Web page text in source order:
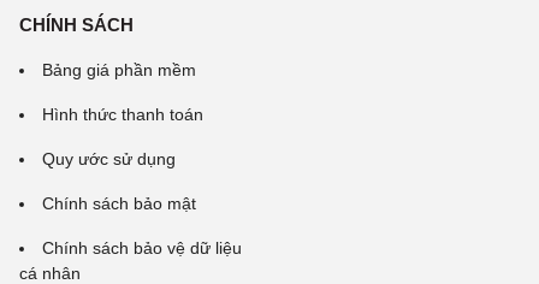
CHÍNH SÁCH
Bảng giá phần mềm
Hình thức thanh toán
Quy ước sử dụng
Chính sách bảo mật
Chính sách bảo vệ dữ liệu
cá nhân